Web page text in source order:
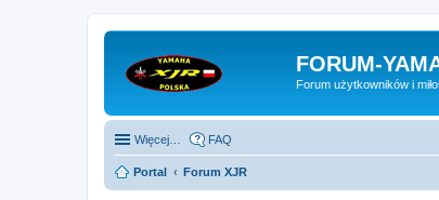
FORUM-
Forum użytkowników i
Więcej… FAQ
Portal Forum XJR